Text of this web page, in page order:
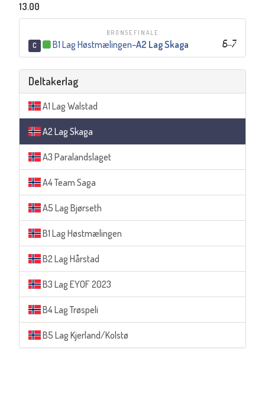
13.00
BRONSEFINALE
C 6–7
B1 Lag Høstmælingen–A2 Lag Skaga
Deltakerlag
A1 Lag Walstad
A2 Lag Skaga
A3 Paralandslaget
A4 Team Saga
A5 Lag Bjørseth
B1 Lag Høstmælingen
B2 Lag Hårstad
B3 Lag EYOF 2023
B4 Lag Trøspeli
B5 Lag Kjerland/Kolstø